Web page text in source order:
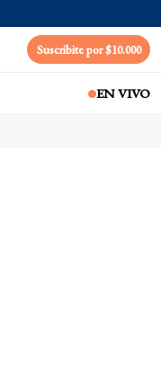
Suscribite por $10.000
EN VIVO